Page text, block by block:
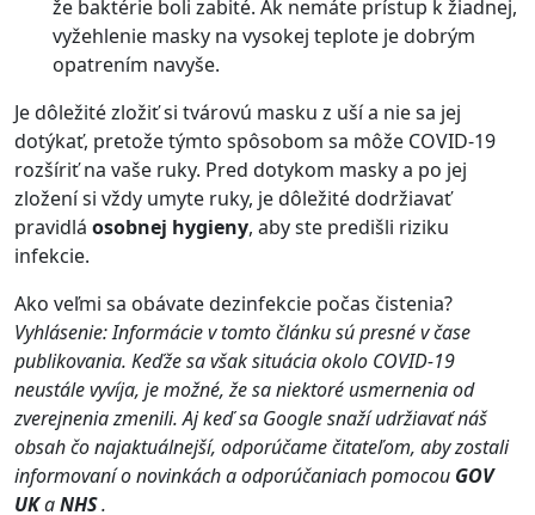
že baktérie boli zabité. Ak nemáte prístup k žiadnej,
vyžehlenie masky na vysokej teplote je dobrým
opatrením navyše.
Je dôležité zložiť si tvárovú masku z uší a nie sa jej
dotýkať, pretože týmto spôsobom sa môže COVID-19
rozšíriť na vaše ruky. Pred dotykom masky a po jej
zložení si vždy umyte ruky, je dôležité dodržiavať
pravidlá osobnej hygieny, aby ste predišli riziku
infekcie.
Ako veľmi sa obávate dezinfekcie počas čistenia?
Vyhlásenie: Informácie v tomto článku sú presné v čase
publikovania. Keďže sa však situácia okolo COVID-19
neustále vyvíja, je možné, že sa niektoré usmernenia od
zverejnenia zmenili. Aj keď sa Google snaží udržiavať náš
obsah čo najaktuálnejší, odporúčame čitateľom, aby zostali
informovaní o novinkách a odporúčaniach pomocou GOV
UKaNHS.